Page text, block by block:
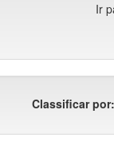
Ir
Classificar por: